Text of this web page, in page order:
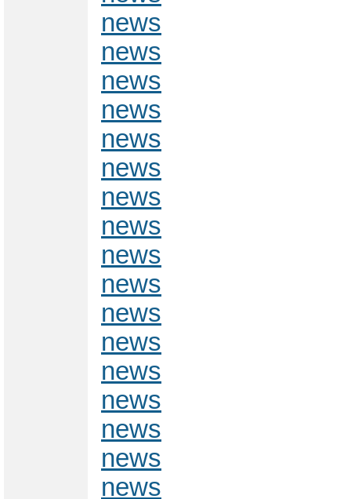
news
news
news
news
news
news
news
news
news
news
news
news
news
news
news
news
news